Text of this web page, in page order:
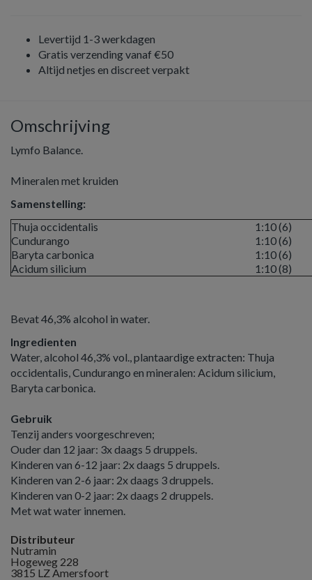
Levertijd 1-3 werkdagen
Gratis verzending vanaf €50
Altijd netjes en discreet verpakt
Omschrijving
Lymfo Balance.
Mineralen met kruiden
Samenstelling:
Thuja occidentalis
1:10 (6)
Cundurango
1:10 (6)
Baryta carbonica
1:10 (6)
Acidum silicium
1:10 (8)
Bevat 46,3% alcohol in water.
Ingredienten
Water, alcohol 46,3% vol., plantaardige extracten: Thuja
occidentalis, Cundurango en mineralen: Acidum silicium,
Baryta carbonica.
Gebruik
Tenzij anders voorgeschreven;
Ouder dan 12 jaar: 3x daags 5 druppels.
Kinderen van 6-12 jaar: 2x daags 5 druppels.
Kinderen van 2-6 jaar: 2x daags 3 druppels.
Kinderen van 0-2 jaar: 2x daags 2 druppels.
Met wat water innemen.
Distributeur
Nutramin
Hogeweg 228
3815 LZ Amersfoort